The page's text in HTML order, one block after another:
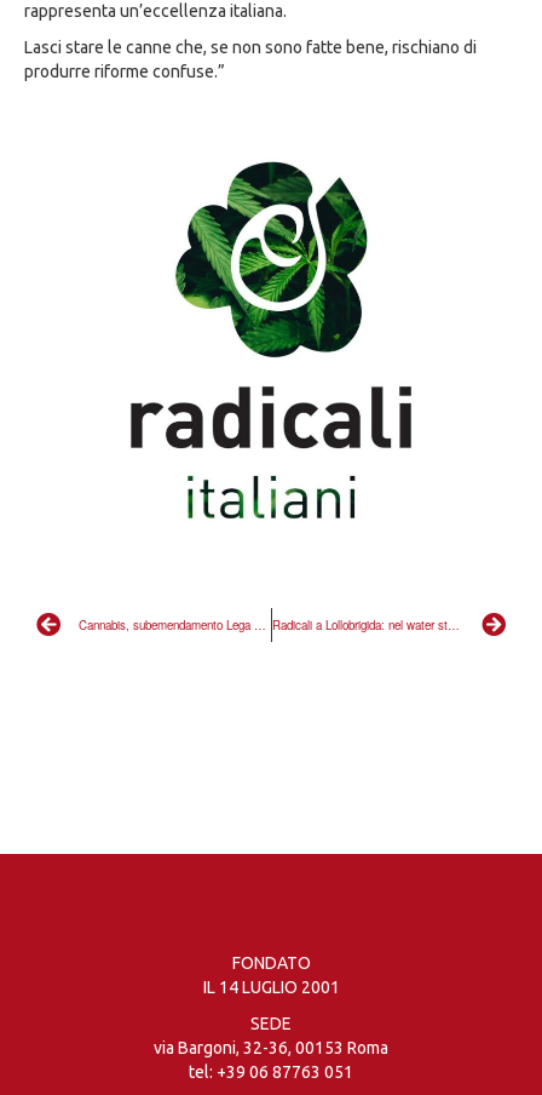
Radicali a Lollobrigida: nel water state buttando il Paese
rappresenta un’eccellenza italiana.
Lasci stare le canne che, se non sono fatte bene, rischiano di
produrre riforme confuse.”
FONDATO
IL 14 LUGLIO 2001
SEDE
via Bargoni, 32-36, 00153 Roma
tel: +39 06 87763 051